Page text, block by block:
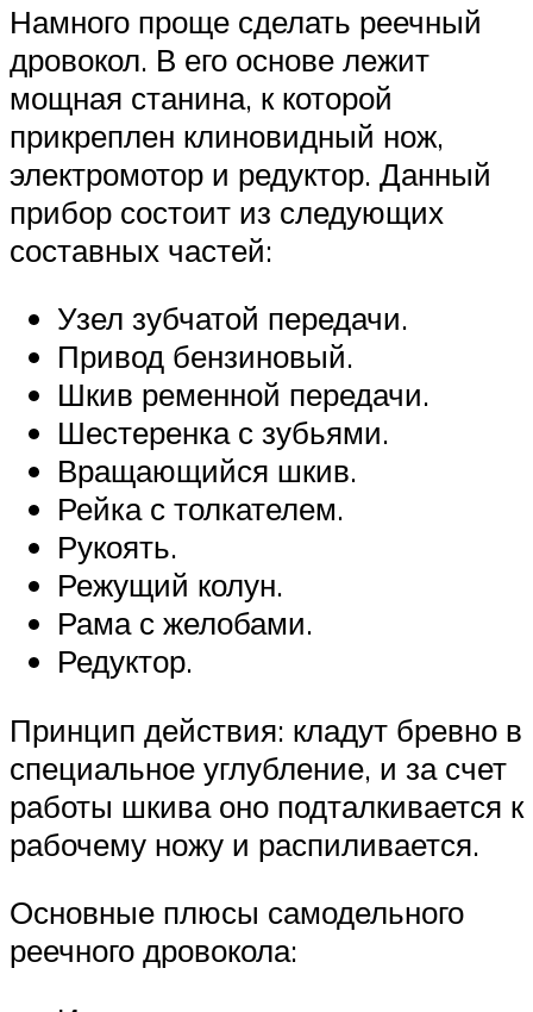
Намного проще сделать реечный
дровокол. В его основе лежит
мощная станина, к которой
прикреплен клиновидный нож,
электромотор и редуктор. Данный
прибор состоит из следующих
составных частей:
Узел зубчатой передачи.
Привод бензиновый.
Шкив ременной передачи.
Шестеренка с зубьями.
Вращающийся шкив.
Рейка с толкателем.
Рукоять.
Режущий колун.
Рама с желобами.
Редуктор.
Принцип действия: кладут бревно в
специальное углубление, и за счет
работы шкива оно подталкивается к
рабочему ножу и распиливается.
Основные плюсы самодельного
реечного дровокола: